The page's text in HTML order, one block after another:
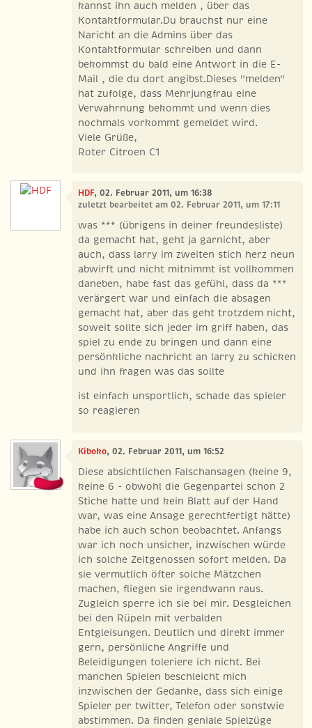
kannst ihn auch melden , über das
Kontaktformular.Du brauchst nur eine
Naricht an die Admins über das
Kontaktformular schreiben und dann
bekommst du bald eine Antwort in die E-
Mail , die du dort angibst.Dieses "melden"
hat zufolge, dass Mehrjungfrau eine
Verwahrnung bekommt und wenn dies
nochmals vorkommt gemeldet wird.
Viele Grüße,
Roter Citroen C1
HDF, 02. Februar 2011, um 16:38
zuletzt bearbeitet am 02. Februar 2011, um 17:11
was *** (übrigens in deiner freundesliste)
da gemacht hat, geht ja garnicht, aber
auch, dass larry im zweiten stich herz neun
abwirft und nicht mitnimmt ist vollkommen
daneben, habe fast das gefühl, dass da ***
verärgert war und einfach die absagen
gemacht hat, aber das geht trotzdem nicht,
soweit sollte sich jeder im griff haben, das
spiel zu ende zu bringen und dann eine
persönkliche nachricht an larry zu schicken
und ihn fragen was das sollte
ist einfach unsportlich, schade das spieler
so reagieren
Kiboko, 02. Februar 2011, um 16:52
Diese absichtlichen Falschansagen (keine 9,
keine 6 - obwohl die Gegenpartei schon 2
Stiche hatte und kein Blatt auf der Hand
war, was eine Ansage gerechtfertigt hätte)
habe ich auch schon beobachtet. Anfangs
war ich noch unsicher, inzwischen würde
ich solche Zeitgenossen sofort melden. Da
sie vermutlich öfter solche Mätzchen
machen, fliegen sie irgendwann raus.
Zugleich sperre ich sie bei mir. Desgleichen
bei den Rüpeln mit verbalden
Entgleisungen. Deutlich und direkt immer
gern, persönliche Angriffe und
Beleidigungen toleriere ich nicht. Bei
manchen Spielen beschleicht mich
inzwischen der Gedanke, dass sich einige
Spieler per twitter, Telefon oder sonstwie
abstimmen. Da finden geniale Spielzüge